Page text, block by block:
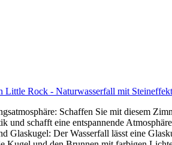
Little Rock - Naturwasserfall mit
Schaffen Sie mit diesem
und schafft eine entspannende
Glaskugel: Der Wasserfall lässt eine